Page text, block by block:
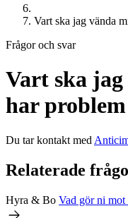
Vart ska jag vända
Frågor och svar
Vart ska
har
Du tar kontakt med
Relaterade
Hyra & Bo Vad gör ni mot